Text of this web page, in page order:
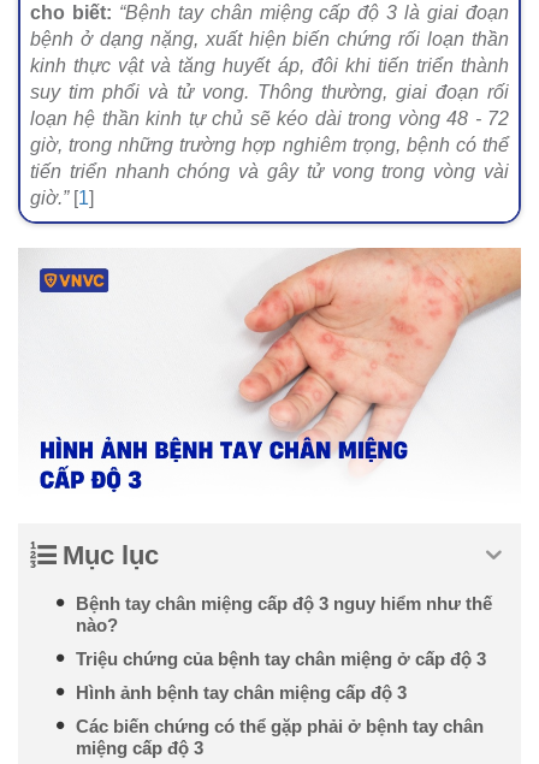
cho biết: “Bệnh tay chân miệng cấp độ 3 là giai đoạn
bệnh ở dạng nặng, xuất hiện biến chứng rối loạn thần
kinh thực vật và tăng huyết áp, đôi khi tiến triển thành
suy tim phổi và tử vong. Thông thường, giai đoạn rối
loạn hệ thần kinh tự chủ sẽ kéo dài trong vòng 48 - 72
giờ, trong những trường hợp nghiêm trọng, bệnh có thể
tiến triển nhanh chóng và gây tử vong trong vòng vài
giờ.”[1]
Mục lục
Bệnh tay chân miệng cấp độ 3 nguy hiểm như thế
nào?
Triệu chứng của bệnh tay chân miệng ở cấp độ 3
Hình ảnh bệnh tay chân miệng cấp độ 3
Các biến chứng có thể gặp phải ở bệnh tay chân
miệng cấp độ 3